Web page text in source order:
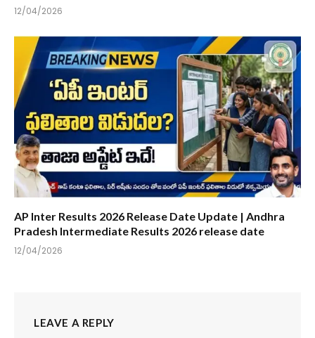
12/04/2026
AP Inter Results 2026 Release Date Update | Andhra
Pradesh Intermediate Results 2026 release date
12/04/2026
LEAVE A REPLY